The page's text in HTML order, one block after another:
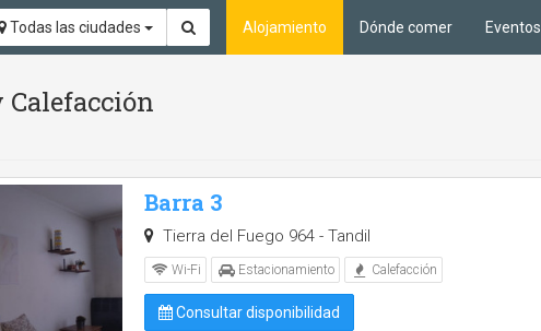
Todas las ciudades Alojamiento Dónde comer Eventos
Barra 3
Tierra del Fuego 964 - Tandil
Wi-Fi Estacionamiento Calefacción
Consultar disponibilidad